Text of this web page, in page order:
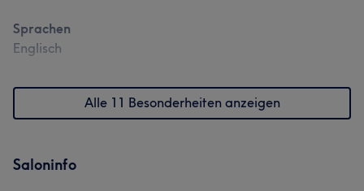
Sprachen
Englisch
Alle 11 Besonderheiten anzeigen
Saloninfo